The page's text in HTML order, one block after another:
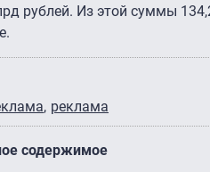
рублей. Из этой суммы
реклама
содержимое